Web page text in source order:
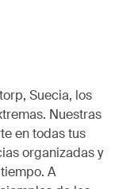
Suecia, los
Nuestras
en todas tus
organizadas y
A